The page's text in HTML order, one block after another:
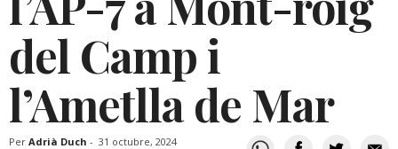
del Camp i
l’Ametlla de Mar
Per Adrià Duch - 31 octubre, 2024